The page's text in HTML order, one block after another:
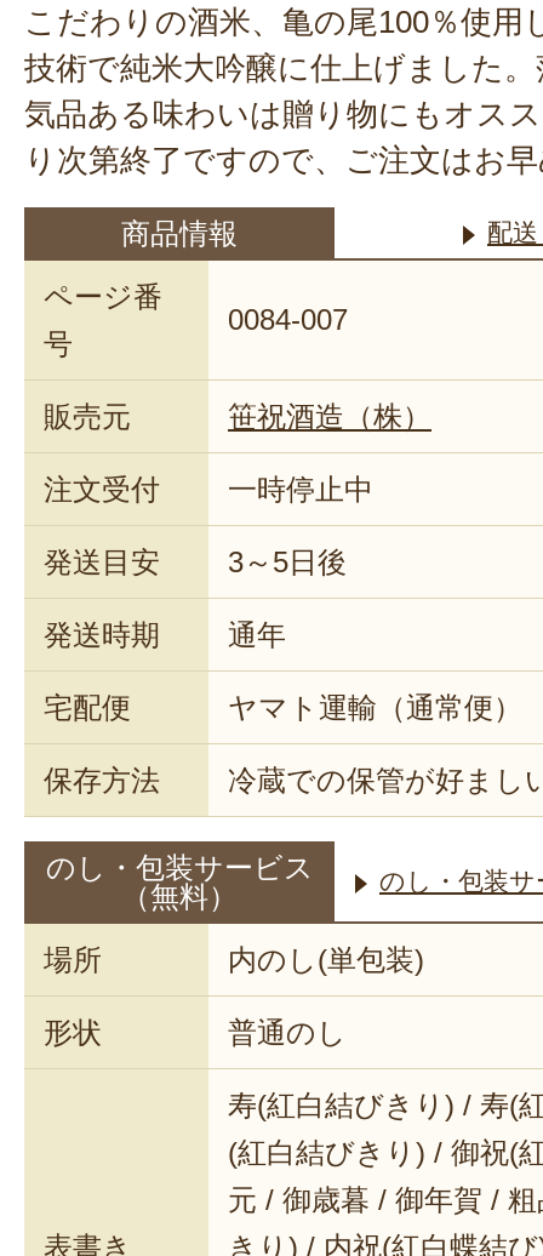
こだわりの酒米、亀の尾100％使用
技術で純米大吟醸に仕上げました
気品ある味わいは贈り物にもオス
り次第終了ですので、ご注文はお
商品情報 配
ページ番
号
0084-007
販売元 笹祝酒造（株）
注文受付 一時停止中
発送目安 3～5日後
発送時期 通年
宅配便 ヤマト運輸（通常便）
保存方法 冷蔵での保管が好まし
のし・包装サービス
（無料）
のし・包装
場所 内のし(単包装)
形状 普通のし
表書き
寿(紅白結びきり) / 寿(
(紅白結びきり) / 御祝(
元 / 御歳暮 / 御年賀 /
きり) / 内祝(紅白蝶結